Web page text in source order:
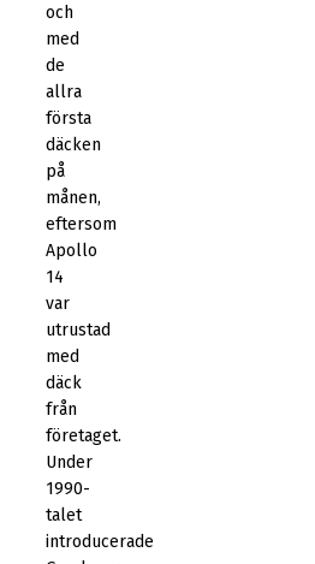
och
med
de
allra
första
däcken
på
månen,
eftersom
Apollo
14
var
utrustad
med
däck
från
företaget.
Under
1990-
talet
introducerade